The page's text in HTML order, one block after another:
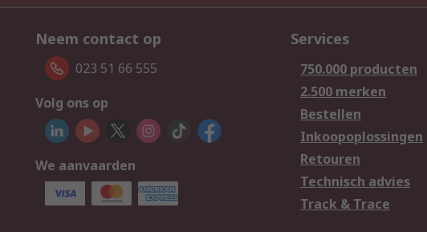
Neem contact op
023 51 66 555
Volg ons op
We aanvaarden
Services
750.000 producten
2.500 merken
Bestellen
Inkoopoplossingen
Retouren
Technisch advies
Track & Trace